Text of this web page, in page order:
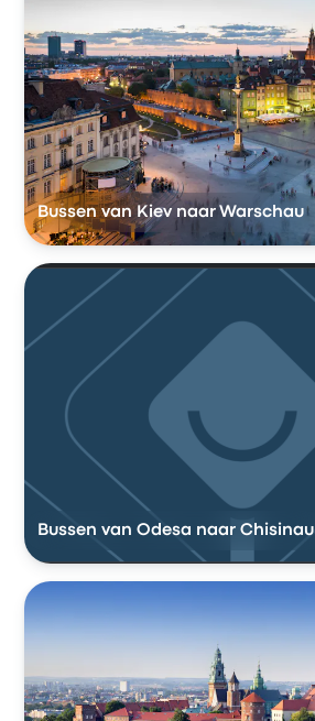
Bussen van Kiev naar Warschau
Bussen van Odesa naar Chisinau